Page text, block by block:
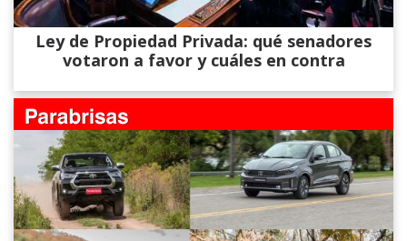
Ley de Propiedad Privada: qué senadores
votaron a favor y cuáles en contra